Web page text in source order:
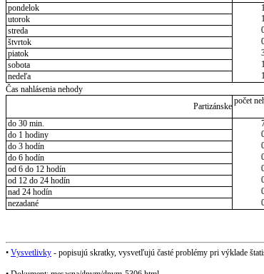
pondelok
utorok
streda
štvrtok
piatok
sobota
nedeľa
Čas nahlásenia nehody
Partizánske
počet
do 30 min.
do 1 hodiny
do 3 hodín
do 6 hodín
od 6 do 12 hodín
od 12 do 24 hodín
nad 24 hodín
nezadané
• Vysvetlivky - popisujú skratky, vysvetľujú časté problémy pri výklade